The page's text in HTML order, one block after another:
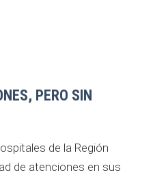
PERO SIN
de la Región
de atenciones en sus